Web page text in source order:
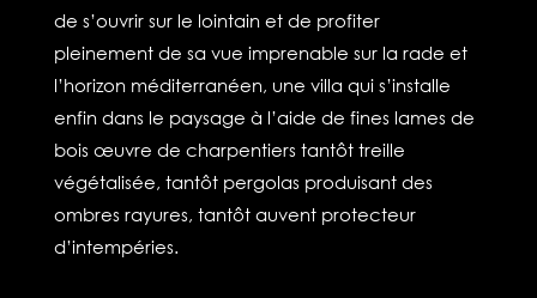
de s’ouvrir sur le lointain et de profiter
pleinement de sa vue imprenable sur la rade et
l’horizon méditerranéen, une villa qui s’installe
enfin dans le paysage à l’aide de fines lames de
bois œuvre de charpentiers tantôt treille
végétalisée, tantôt pergolas produisant des
ombres rayures, tantôt auvent protecteur
d’intempéries.